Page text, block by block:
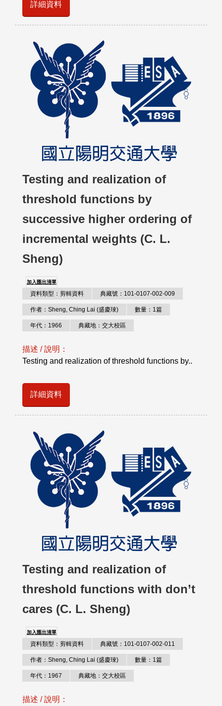
詳細資料
Testing and realization of
threshold functions by
successive higher ordering of
incremental weights (C. L.
Sheng)
加入匯出清單
資料類型：剪輯資料 典藏號：101-0107-002-009
作者：Sheng, Ching Lai (盛慶琜) 數量：1篇
年代：1966 典藏地：交大校區
描述 / 說明：
Testing and realization of threshold functions by..
詳細資料
Testing and realization of
threshold functions with don’t
cares (C. L. Sheng)
加入匯出清單
資料類型：剪輯資料 典藏號：101-0107-002-011
作者：Sheng, Ching Lai (盛慶琜) 數量：1篇
年代：1967 典藏地：交大校區
描述 / 說明：